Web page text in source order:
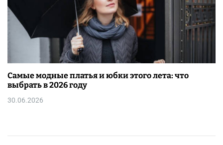
Самые модные платья и юбки этого лета: что
выбрать в 2026 году
30.06.2026